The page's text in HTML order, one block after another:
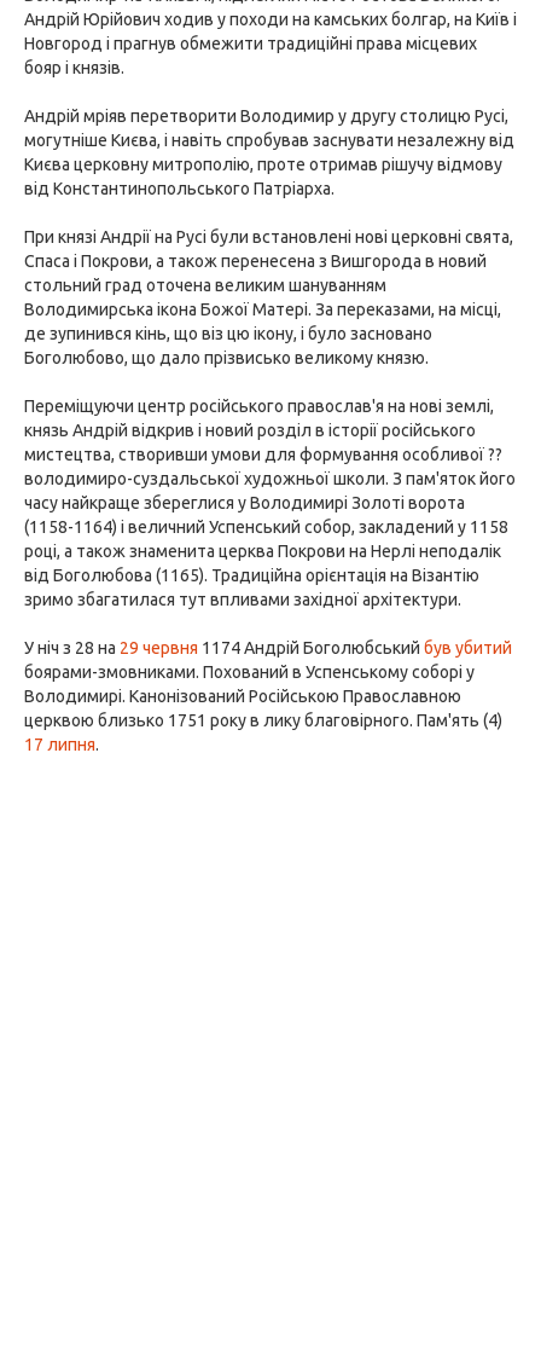
Андрій Юрійович ходив у походи на камських болгар, на Київ і
Новгород і прагнув обмежити традиційні права місцевих
бояр і князів.
Андрій мріяв перетворити Володимир у другу столицю Русі,
могутніше Києва, і навіть спробував заснувати незалежну від
Києва церковну митрополію, проте отримав рішучу відмову
від Константинопольського Патріарха.
При князі Андрії на Русі були встановлені нові церковні свята,
Спаса і Покрови, а також перенесена з Вишгорода в новий
стольний град оточена великим шануванням
Володимирська ікона Божої Матері. За переказами, на місці,
де зупинився кінь, що віз цю ікону, і було засновано
Боголюбово, що дало прізвисько великому князю.
Переміщуючи центр російського православ'я на нові землі,
князь Андрій відкрив і новий розділ в історії російського
мистецтва, створивши умови для формування особливої ??
володимиро-суздальської художньої школи. З пам'яток його
часу найкраще збереглися у Володимирі Золоті ворота
(1158-1164) і величний Успенський собор, закладений у 1158
році, а також знаменита церква Покрови на Нерлі неподалік
від Боголюбова (1165). Традиційна орієнтація на Візантію
зримо збагатилася тут впливами західної архітектури.
У ніч з 28 на 29 червня 1174 Андрій Боголюбський був убитий
боярами-змовниками. Похований в Успенському соборі у
Володимирі. Канонізований Російською Православною
церквою близько 1751 року в лику благовірного. Пам'ять (4)
17 липня.